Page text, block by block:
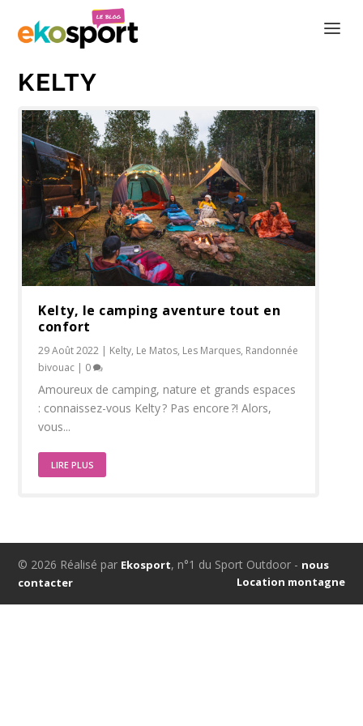
KELTY
Kelty, le camping aventure tout en
confort
29 Août 2022 | Kelty, Le Matos, Les Marques, Randonnée
bivouac | 0
Amoureux de camping, nature et grands espaces
: connaissez-vous Kelty ? Pas encore ?! Alors,
vous...
LIRE PLUS
© 2026 Réalisé par Ekosport, n°1 du Sport Outdoor - nous
contacter
Location montagne